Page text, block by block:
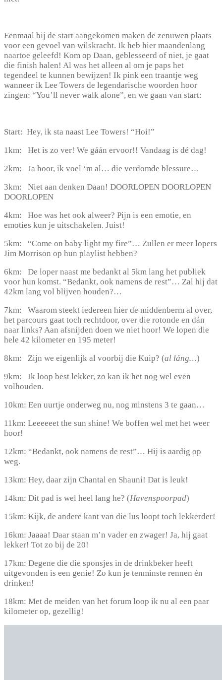
Eenmaal bij de start aangekomen maken de zenuwen plaats
voor een gevoel van wilskracht. Ik heb hier maandenlang
naartoe geleefd! Kom op Daan, geblesseerd of niet, je gaat
die finish halen! Al was het alleen al om je paps het
tegendeel te kunnen bewijzen! Ik pink een traantje weg
wanneer ik Lee Towers de legendarische woorden hoor
zingen: “You’ll never walk alone”, en we gaan van start:
Start: Hey, ik sta naast Lee Towers! “Hoi!”
1km: Het is zo ver! We gáán ervoor!! Vandaag is dé dag!
2km: Ja hoor, ik voel ‘m al… die verdomde blessure…
3km: Niet aan denken Daan! DOORLOPEN DOORLOPEN
DOORLOPEN
4km: Hoe was het ook alweer? Pijn is een emotie, en
emoties kun je uitschakelen. Juist!
5km: “Come on baby light my fire”… Zullen er meer lopers
Jim Morrison op hun playlist hebben?
6km: De loper naast me bedankt al 5km lang het publiek
voor hun komst. “Bedankt, ook namens de rest”… Zal hij dat
42km lang vol blijven houden?…
7km: Waarom steekt iedereen hier de middenberm al over,
het parcours gaat toch rechtdoor, over die rotonde en dán
naar links? Aan afsnijden doen we niet hoor! We lopen die
hele 42 kilometer en 195 meter!
8km: Zijn we eigenlijk al voorbij die Kuip? (al láng…)
9km: Ik loop best lekker, zo kan ik het nog wel even
volhouden.
10km: Een uurtje onderweg nu, nog minstens 3 te gaan…
11km: Leeeeeet the sun shine! We boffen wel met het weer
hoor!
12km: “Bedankt, ook namens de rest”… Hij is aardig op
weg.
13km: Hey, daar zijn Chantal en Shauni! Dat is leuk!
14km: Dit pad is wel heel lang he? (Havenspoorpad)
15km: Kijk, de andere kant van die lus loopt toch lekkerder!
16km: Jaaaa! Daar staan m’n vader en zwager! Ja, hij gaat
lekker! Tot zo bij de 20!
17km: Degene die die sponsjes in de drinkbeker heeft
uitgevonden is een genie! Zo kun je tenminste rennen én
drinken!
18km: Met de meiden van het forum loop ik nu al een paar
kilometer op, gezellig!